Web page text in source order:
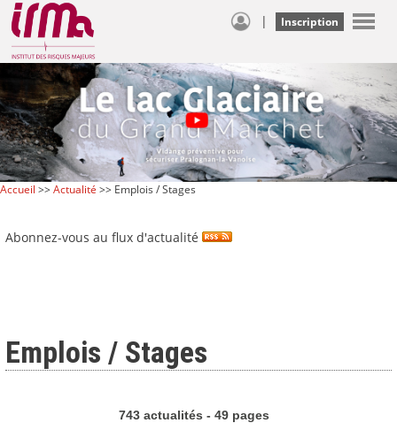
| Inscription
Accueil >>Actualité >> Emplois / Stages
Abonnez-vous au flux d'actualité
Emplois / Stages
743 actualités - 49 pages